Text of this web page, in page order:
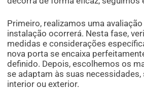
Primeiro, realizamos uma
instalação ocorrerá. Nesta fase,
medidas e considerações
nova porta se encaixa
definido. Depois, escolhemos os
se adaptam às suas
interior ou exterior.